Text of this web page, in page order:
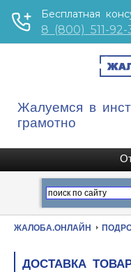
Жалуемся в
грамотно
ЖАЛОБА.ОНЛАЙН
ДОСТАВКА